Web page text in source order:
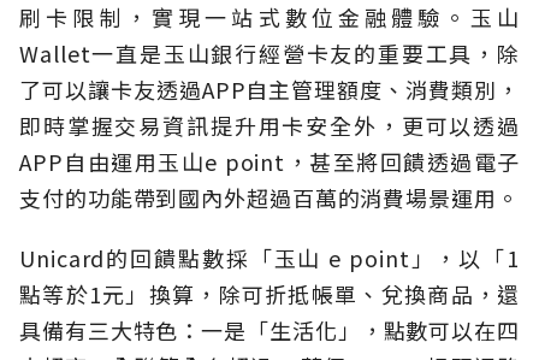
刷卡限制，實現一站式數位金融體驗。玉山
Wallet一直是玉山銀行經營卡友的重要工具，除
了可以讓卡友透過APP自主管理額度、消費類別，
即時掌握交易資訊提升用卡安全外，更可以透過
APP自由運用玉山e point，甚至將回饋透過電子
支付的功能帶到國內外超過百萬的消費場景運用。
Unicard的回饋點數採「玉山 e point」，以「1
點等於1元」換算，除可折抵帳單、兌換商品，還
具備有三大特色：一是「生活化」，點數可以在四